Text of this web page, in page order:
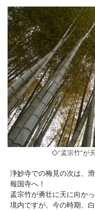
◇”孟宗竹”が
浄妙寺での梅見の次は、
報国寺へ！
孟宗竹が勇壮に天に向か
境内ですが、今の時期、